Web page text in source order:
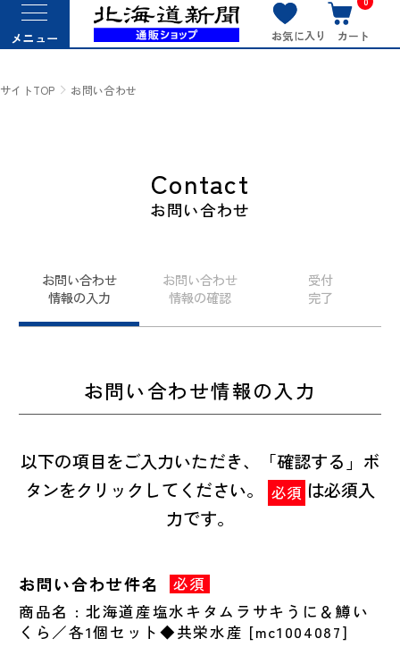
メニュー お気に入り カート
サイトTOP お問い合わせ
Contact
お問い合わせ
お問い合わせ
情報の入力
お問い合わせ
情報の確認
受付
完了
お問い合わせ情報の入力
以下の項目をご入力いただき、「確認する」ボ
タンをクリックしてください。
必須 は必須入
力です。
お問い合わせ件名
必須
商品名 : 北海道産塩水キタムラサキうに＆鱒い
くら／各1個セット◆共栄水産 [mc1004087]